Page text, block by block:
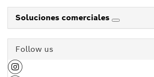
Soluciones comerciales
Follow us